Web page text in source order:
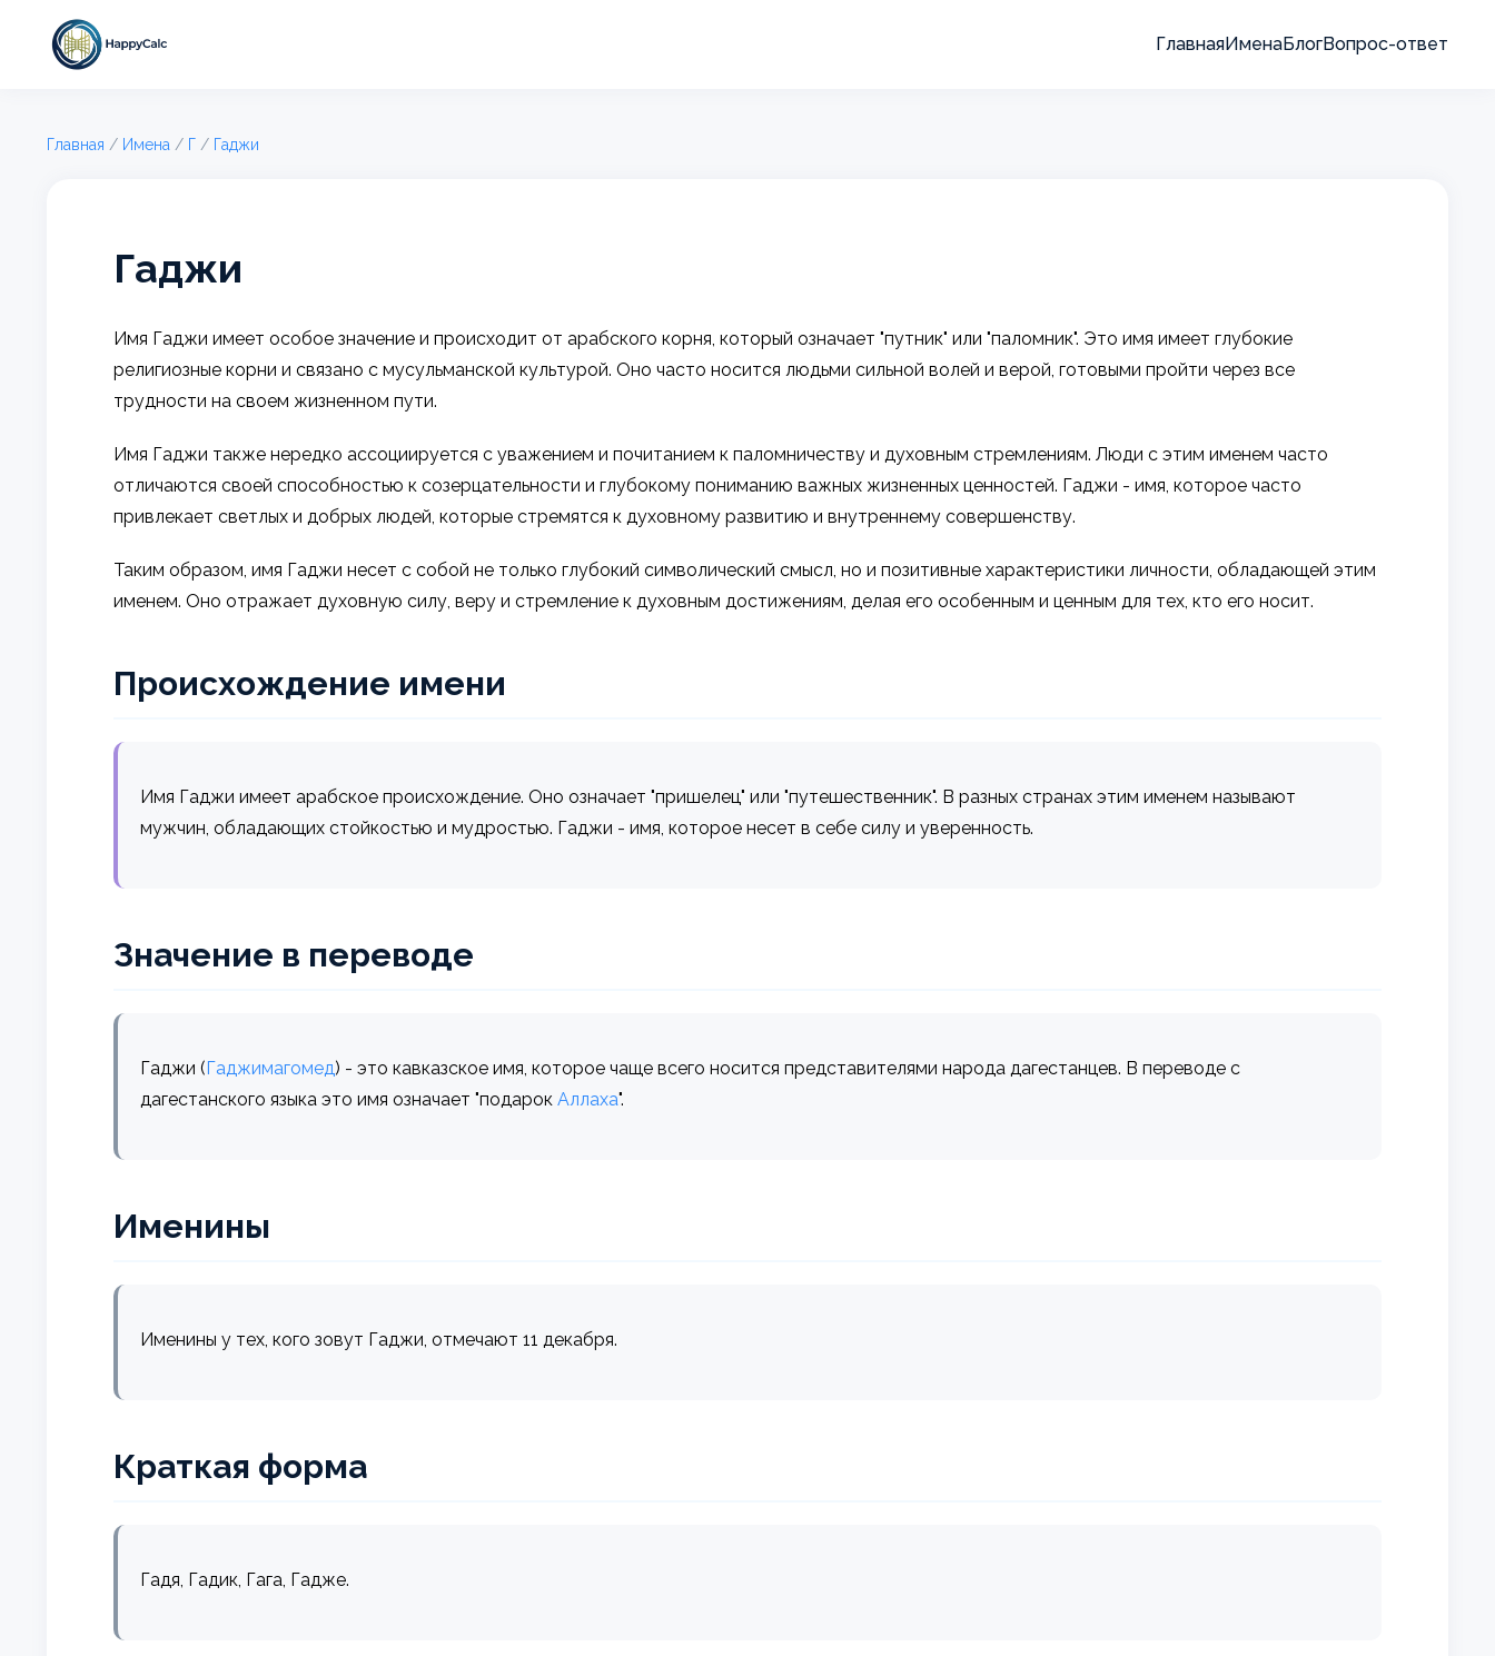
ГлавнаяИменаБлогВопрос-ответ
Главная / Имена / Г / Гаджи
Гаджи
Имя Гаджи имеет особое значение и происходит от арабского корня, который означает "путник" или "паломник". Это имя имеет глубокие
религиозные корни и связано с мусульманской культурой. Оно часто носится людьми сильной волей и верой, готовыми пройти через все
трудности на своем жизненном пути.
Имя Гаджи также нередко ассоциируется с уважением и почитанием к паломничеству и духовным стремлениям. Люди с этим именем часто
отличаются своей способностью к созерцательности и глубокому пониманию важных жизненных ценностей. Гаджи - имя, которое часто
привлекает светлых и добрых людей, которые стремятся к духовному развитию и внутреннему совершенству.
Таким образом, имя Гаджи несет с собой не только глубокий символический смысл, но и позитивные характеристики личности, обладающей этим
именем. Оно отражает духовную силу, веру и стремление к духовным достижениям, делая его особенным и ценным для тех, кто его носит.
Происхождение имени
Имя Гаджи имеет арабское происхождение. Оно означает "пришелец" или "путешественник". В разных странах этим именем называют
мужчин, обладающих стойкостью и мудростью. Гаджи - имя, которое несет в себе силу и уверенность.
Значение в переводе
Гаджи (Гаджимагомед) - это кавказское имя, которое чаще всего носится представителями народа дагестанцев. В переводе с
дагестанского языка это имя означает "подарок Аллаха".
Именины
Именины у тех, кого зовут Гаджи, отмечают 11 декабря.
Краткая форма
Гадя, Гадик, Гага, Гадже.